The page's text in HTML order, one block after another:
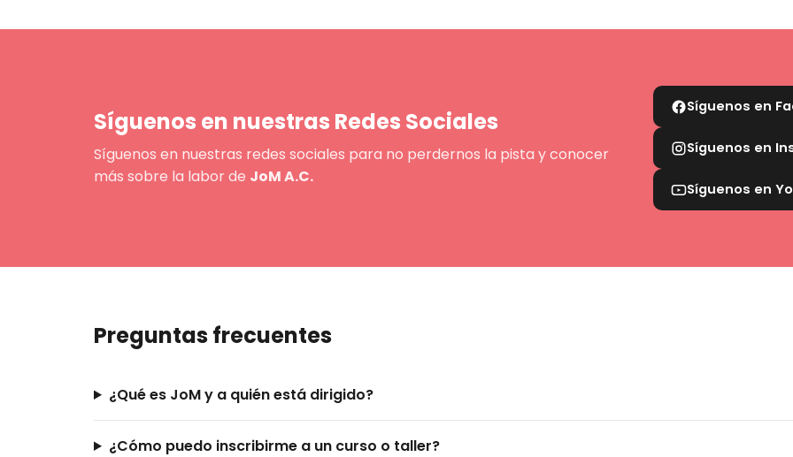
Síguenos en nuestras Redes Sociales
Síguenos en nuestras redes sociales para no perdernos la pista y conocer
más sobre la labor de JoM A.C.
Síguenos en
Síguenos en
Síguenos en
Preguntas frecuentes
¿Qué es JoM y a quién está dirigido?
¿Cómo puedo inscribirme a un curso o taller?